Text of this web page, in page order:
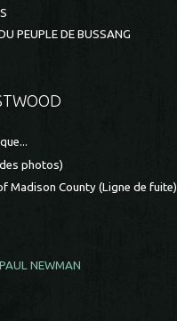
PEUPLE DE BUSSANG
photos)
Madison County (Ligne de fuite)
NEWMAN